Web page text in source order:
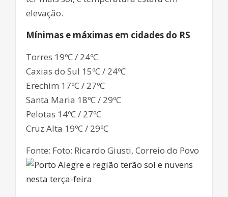
elevação.
Mínimas e máximas em cidades do RS
Torres 19ºC / 24ºC
Caxias do Sul 15ºC / 24ºC
Erechim 17ºC / 27ºC
Santa Maria 18ºC / 29ºC
Pelotas 14ºC / 27ºC
Cruz Alta 19ºC / 29ºC
Fonte: Foto: Ricardo Giusti, Correio do Povo